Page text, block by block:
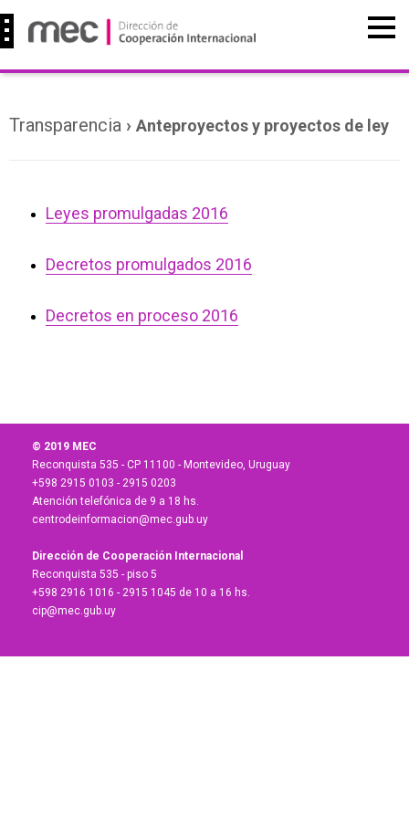
Transparencia › Anteproyectos y proyectos de ley
Leyes promulgadas 2016
Decretos promulgados 2016
Decretos en proceso 2016
© 2019 MEC
Reconquista 535 - CP 11100 - Montevideo, Uruguay
+598 2915 0103 - 2915 0203
Atención telefónica de 9 a 18 hs.
centrodeinformacion@mec.gub.uy
Dirección de Cooperación Internacional
Reconquista 535 - piso 5
+598 2916 1016 - 2915 1045 de 10 a 16 hs.
cip@mec.gub.uy